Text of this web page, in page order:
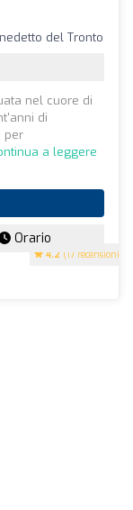
4.2 (17 recensioni)
del Tronto
nel cuore di
di
per
a leggere
Orario